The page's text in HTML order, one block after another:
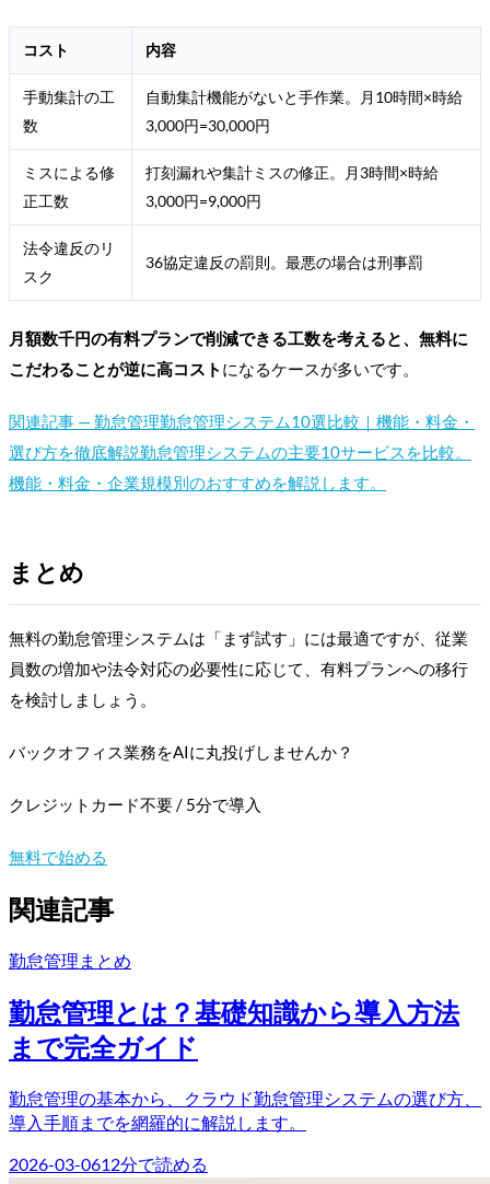
コスト 内容
手動集計の工
数
自動集計機能がないと手作業。月10時間×時給
3,000円=30,000円
ミスによる修
正工数
打刻漏れや集計ミスの修正。月3時間×時給
3,000円=9,000円
法令違反のリ
スク
36協定違反の罰則。最悪の場合は刑事罰
月額数千円の有料プランで削減できる工数を考えると、無料に
こだわることが逆に高コスト になるケースが多いです。
関連記事 —勤怠管理勤怠管理システム10選比較｜機能・料金・
選び方を徹底解説勤怠管理システムの主要10サービスを比較。
機能・料金・企業規模別のおすすめを解説します。
まとめ
無料の勤怠管理システムは「まず試す」には最適ですが、従業
員数の増加や法令対応の必要性に応じて、有料プランへの移行
を検討しましょう。
バックオフィス業務をAIに丸投げしませんか？
クレジットカード不要 / 5分で導入
無料で始める
関連記事
勤怠管理 まとめ
勤怠管理とは？基礎知識から導入方法
まで完全ガイド
勤怠管理の基本から、クラウド勤怠管理システムの選び方、
導入手順までを網羅的に解説します。
2026-03-0612分で読める